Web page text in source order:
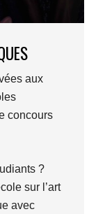
aux
concours
?
sur l’art
avec